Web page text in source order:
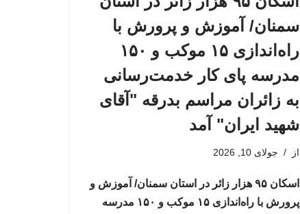
سمنان/ آموزش و پرورش با
راه‌اندازی ۱۵ موکب و ۱۵۰
مدرسه پای کار خدمت‌رسانی
به زائران مراسم بدرقه "آقای
شهید ایران" آمد
از جولای 10, 2026
اسکان ۹۵ هزار زائر در استان سمنان/ آموزش و
پرورش با راه‌اندازی ۱۵ موکب و ۱۵۰ مدرسه